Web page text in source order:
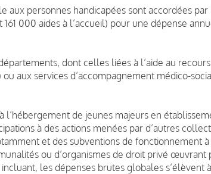
aux personnes handicapées sont accordées par
000 aides à l’accueil) pour une dépense
dont celles liées à l’aide au
aux services d’accompagnement médico-
de jeunes majeurs en
à des actions menées par d’autres
et des subventions de fonctionnement à
ou d’organismes de droit privé œuvrant
les dépenses brutes globales s’élèvent